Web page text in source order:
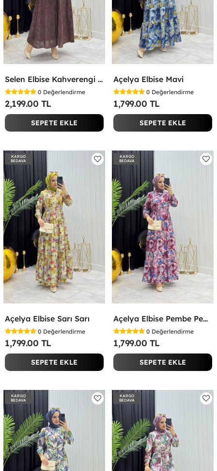
Selen Elbise Kahverengi Kahverengi
0 Değerlendirme
2,199.00 TL
SEPETE EKLE
Açelya Elbise Mavi
0 Değerlendirme
1,799.00 TL
SEPETE EKLE
KARGO
BEDAVA
Açelya Elbise Sarı Sarı
0 Değerlendirme
1,799.00 TL
SEPETE EKLE
KARGO
BEDAVA
Açelya Elbise Pembe Pembe
0 Değerlendirme
1,799.00 TL
SEPETE EKLE
KARGO
BEDAVA
KARGO
BEDAVA